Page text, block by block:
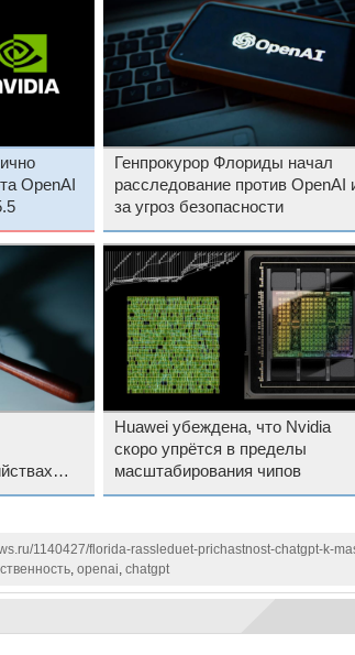
OpenAI
Генпрокурор Флориды начал
расследование против OpenAI
за угроз безопасности
Huawei убеждена, что Nvidia
скоро упрётся в пределы
масштабирования чипов
1140427/florida-rassleduet-prichastnost-chatgpt-k-
, openai, chatgpt